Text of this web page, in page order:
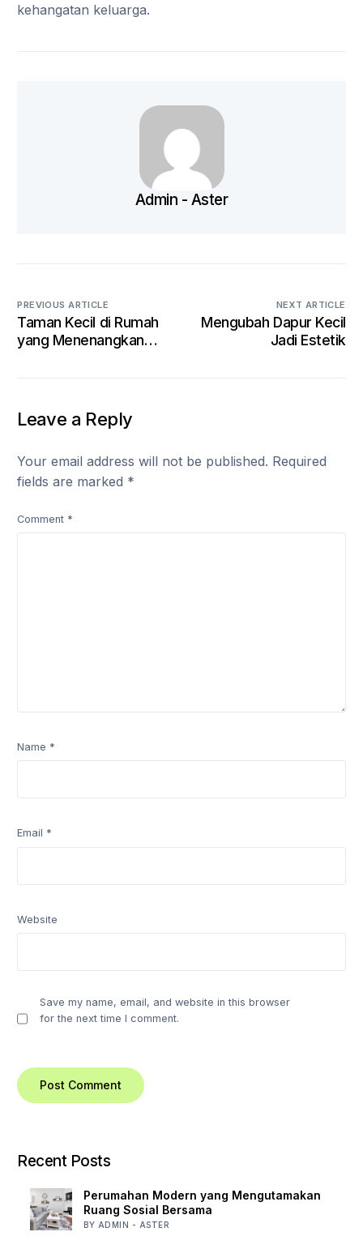
kehangatan keluarga.
Admin - Aster
PREVIOUS ARTICLE
Taman Kecil di Rumah
yang Menenangkan
NEXT ARTICLE
Mengubah Dapur Kecil
Jadi Estetik
Leave a Reply
Your email address will not be published. Required
fields are marked *
Comment *
Name *
Email *
Website
Save my name, email, and website in this browser
for the next time I comment.
Recent Posts
Perumahan Modern yang Mengutamakan
Ruang Sosial Bersama
BY ADMIN - ASTER